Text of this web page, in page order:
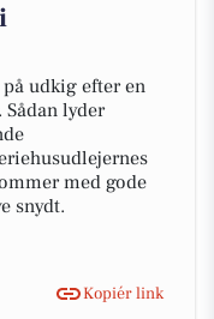
udkig efter en
lyder
med gode
snydt.
Kopiér link